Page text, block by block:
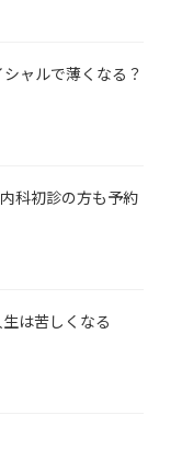
ャルで薄くなる？
科初診の方も予約
は苦しくなる